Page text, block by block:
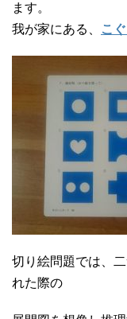
ます。
我が家にある、
こ
切り絵問題では、
れた際の